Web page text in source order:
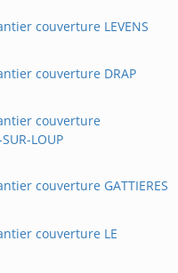
couverture LEVENS
couverture DRAP
couverture
LOUP
couverture GATTIERES
couverture LE